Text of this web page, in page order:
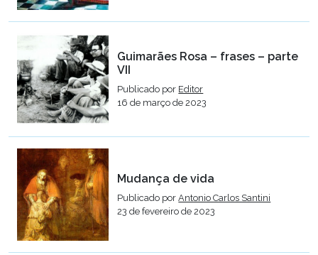
Guimarães Rosa – frases – parte
VII
Publicado por Editor
16 de março de 2023
Mudança de vida
Publicado porAntonio Carlos Santini
23 de fevereiro de 2023